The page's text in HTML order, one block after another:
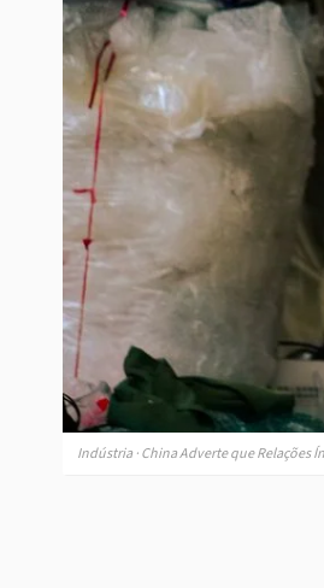
Indústria · China Adverte que Relações